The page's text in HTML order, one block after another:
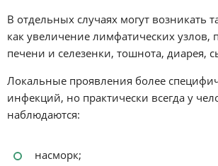
В отдельных случаях могут возникать
как увеличение лимфатических узлов,
печени и селезенки, тошнота, диарея,
Локальные проявления более
инфекций, но практически всегда у
наблюдаются:
насморк;